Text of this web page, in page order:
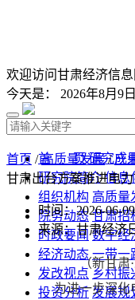
欢迎访问甘肃经济信息
今天是： 2026年8月9日
首 页 研究成
研究院简介 信息
组织机构 高质量
院务动态 甘肃招
时政要闻 数字经
经济动态 一带一
发改视点 乡村振
投资分析 发展规
首页 /高质量发展/产
甘肃出台方案推进电
时间：2026-06-09
来源：甘肃经济
（新甘肃
为进一步深化